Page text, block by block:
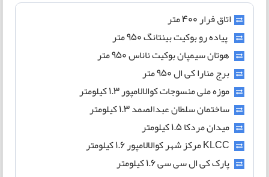
اتاق فرار 400 متر
پیاده رو بوکیت بینتانگ 950 متر
هوتان سیمپان بوکیت ناناس 950 متر
برج منارا کی ال 950 متر
موزه ملی منسوجات کوالالامپور 1.3 کیلومتر
ساختمان سلطان عبدالصمد 1.3 کیلومتر
میدان مردکا 1.5 کیلومتر
پارک کی ال سی سی 1.6 کیلومتر